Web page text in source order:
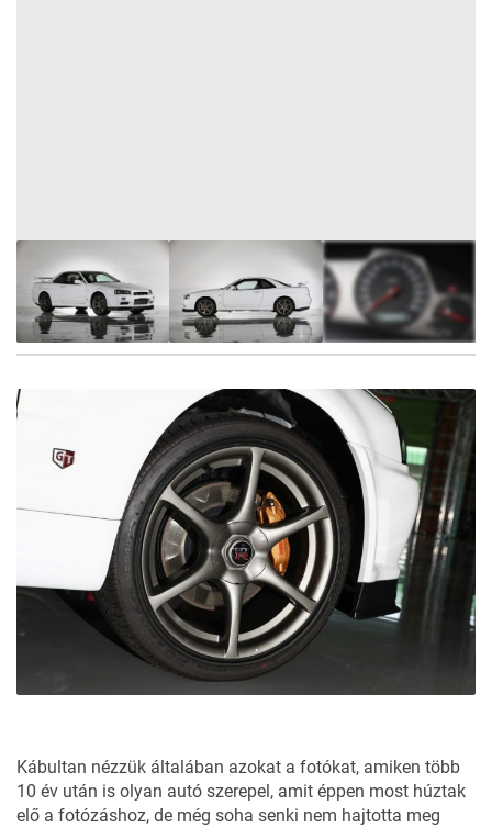
Kábultan nézzük általában azokat a fotókat, amiken több
10 év után is olyan autó szerepel, amit éppen most húztak
elő a fotózáshoz, de még soha senki nem hajtotta meg